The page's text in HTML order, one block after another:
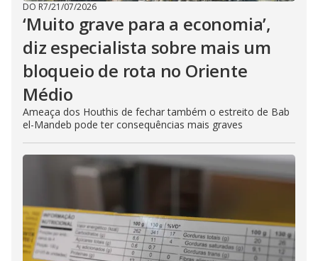
DO R7/21/07/2026
‘Muito grave para a economia’,
diz especialista sobre mais um
bloqueio de rota no Oriente
Médio
Ameaça dos Houthis de fechar também o estreito de Bab
el-Mandeb pode ter consequências mais graves